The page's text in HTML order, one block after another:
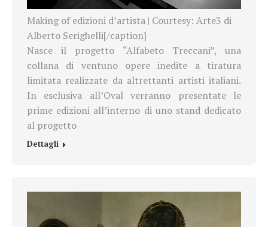
Making of edizioni d’artista | Courtesy: Arte3 di
Alberto Serighelli[/caption]
Nasce il progetto “Alfabeto Treccani”, una
collana di ventuno opere inedite a tiratura
limitata realizzate da altrettanti artisti italiani.
In esclusiva all’Oval verranno presentate le
prime edizioni all’interno di uno stand dedicato
al progetto
Dettagli